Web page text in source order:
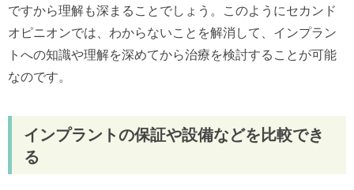
ですから理解も深まることでしょう。このようにセカンド
オピニオンでは、わからないことを解消して、インプラン
トへの知識や理解を深めてから治療を検討することが可能
なのです。
インプラントの保証や設備などを比較でき
る